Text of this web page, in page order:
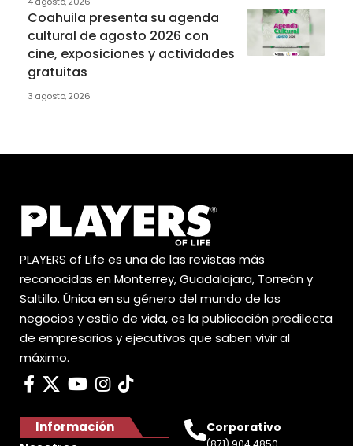
Coahuila presenta su agenda
cultural de agosto 2026 con
cine, exposiciones y actividades
gratuitas
3 agosto, 2026
PLAYERS of Life es una de las revistas más
reconocidas en Monterrey, Guadalajara, Torreón y
Saltillo. Única en su género del mundo de los
negocios y estilo de vida, es la publicación predilecta
de empresarios y ejecutivos que saben vivir al
máximo.
Información Corporativo